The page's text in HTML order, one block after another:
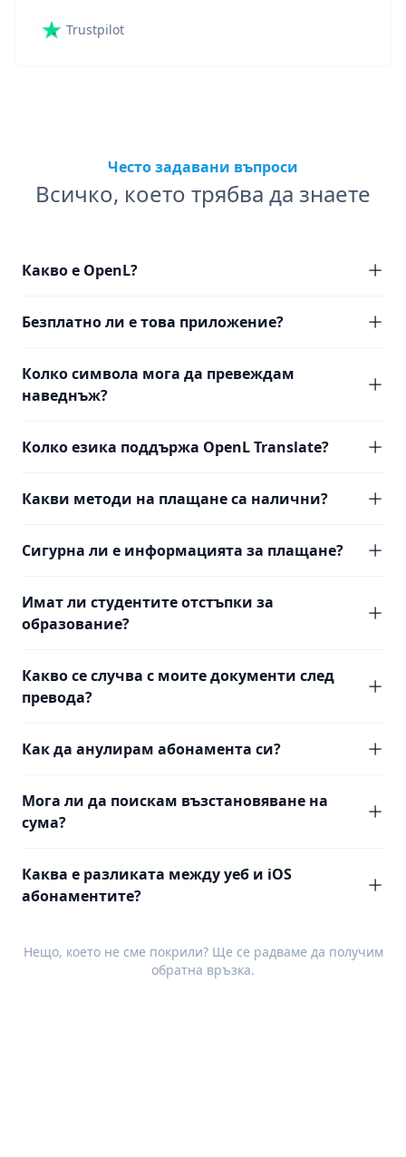
Trustpilot
Често задавани въпроси
Всичко, което трябва да знаете
Какво е OpenL?
Безплатно ли е това приложение?
Колко символа мога да превеждам
наведнъж?
Колко езика поддържа OpenL Translate?
Какви методи на плащане са налични?
Сигурна ли е информацията за плащане?
Имат ли студентите отстъпки за
образование?
Какво се случва с моите документи след
превода?
Как да анулирам абонамента си?
Мога ли да поискам възстановяване на
сума?
Каква е разликата между уеб и iOS
абонаментите?
Нещо, което не сме покрили? Ще се радваме да получим
обратна връзка.